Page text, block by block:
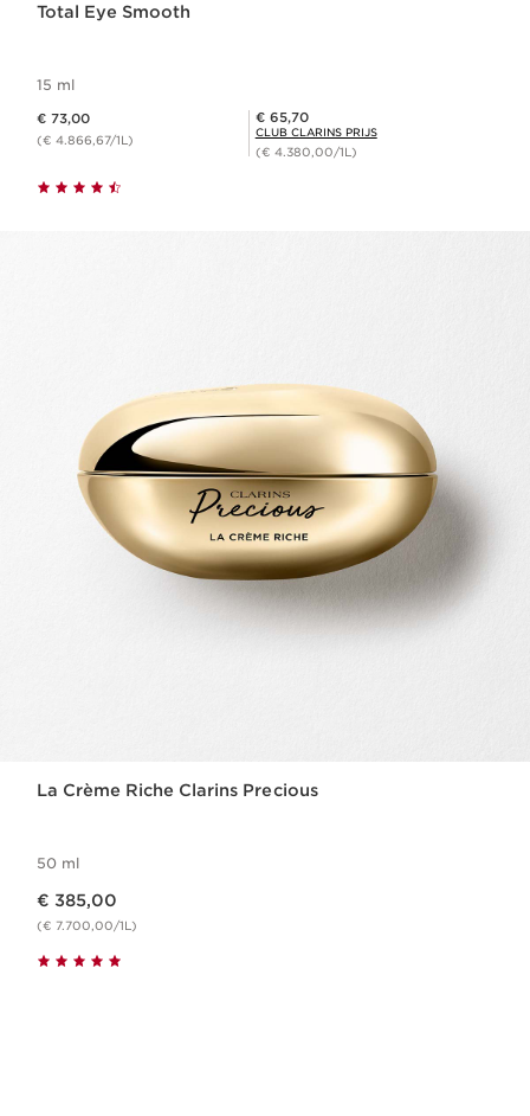
Total Eye Smooth
15 ml
€ 73,00
(€ 4.866,67/1L)
Club Clarins Prijs € 65,70
€ 65,70
CLUB CLARINS PRIJS
(€ 4.380,00/1L)
La Crème Riche Clarins Precious
50 ml
€ 385,00
(€ 7.700,00/1L)